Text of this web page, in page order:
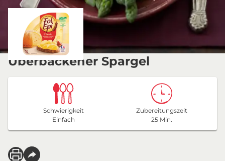
Überbackener Spargel
Schwierigkeit
Einfach
Zubereitungszeit
25 Min.